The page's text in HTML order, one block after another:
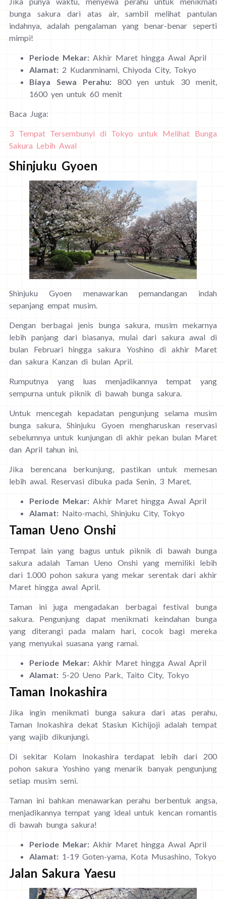
bunga sakura dari atas air, sambil melihat pantulan
indahnya, adalah pengalaman yang benar-benar seperti
mimpi!
Periode Mekar: Akhir Maret hingga Awal April
Alamat: 2 Kudanminami, Chiyoda City, Tokyo
Biaya Sewa Perahu:800 yen untuk 30 menit,
1600 yen untuk 60 menit
Baca Juga:
3 Tempat Tersembunyi di Tokyo untuk Melihat Bunga
Sakura Lebih Awal
Shinjuku Gyoen
Shinjuku Gyoen menawarkan pemandangan indah
sepanjang empat musim.
Dengan berbagai jenis bunga sakura, musim mekarnya
lebih panjang dari biasanya, mulai dari sakura awal di
bulan Februari hingga sakura Yoshino di akhir Maret
dan sakura Kanzan di bulan April.
Rumputnya yang luas menjadikannya tempat yang
sempurna untuk piknik di bawah bunga sakura.
Untuk mencegah kepadatan pengunjung selama musim
bunga sakura, Shinjuku Gyoen mengharuskan reservasi
sebelumnya untuk kunjungan di akhir pekan bulan Maret
dan April tahun ini.
Jika berencana berkunjung, pastikan untuk memesan
lebih awal. Reservasi dibuka pada Senin, 3 Maret.
Periode Mekar: Akhir Maret hingga Awal April
Alamat: Naito-machi, Shinjuku City, Tokyo
Taman Ueno Onshi
Tempat lain yang bagus untuk piknik di bawah bunga
sakura adalah Taman Ueno Onshi yang memiliki lebih
dari 1.000 pohon sakura yang mekar serentak dari akhir
Maret hingga awal April.
Taman ini juga mengadakan berbagai festival bunga
sakura. Pengunjung dapat menikmati keindahan bunga
yang diterangi pada malam hari, cocok bagi mereka
yang menyukai suasana yang ramai.
Periode Mekar: Akhir Maret hingga Awal April
Alamat: 5-20 Ueno Park, Taito City, Tokyo
Taman Inokashira
Jika ingin menikmati bunga sakura dari atas perahu,
Taman Inokashira dekat Stasiun Kichijoji adalah tempat
yang wajib dikunjungi.
Di sekitar Kolam Inokashira terdapat lebih dari 200
pohon sakura Yoshino yang menarik banyak pengunjung
setiap musim semi.
Taman ini bahkan menawarkan perahu berbentuk angsa,
menjadikannya tempat yang ideal untuk kencan romantis
di bawah bunga sakura!
Periode Mekar: Akhir Maret hingga Awal April
Alamat: 1-19 Goten-yama, Kota Musashino, Tokyo
Jalan Sakura Yaesu